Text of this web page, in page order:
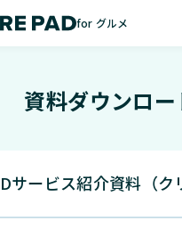
資料ダウンロー
サービス紹介資料（
for グルメ